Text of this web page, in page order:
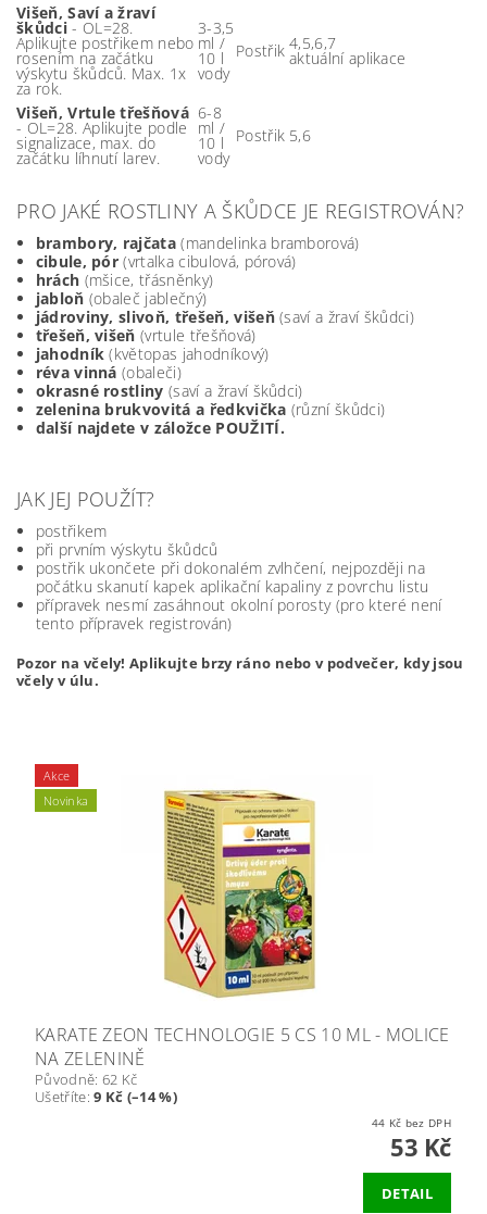
Višeň, Saví a žraví
škůdci- OL=28.
Aplikujte postřikem nebo
rosením na začátku
výskytu škůdců. Max. 1x
za rok.
3-3,5
ml /
10 l
vody
Postřik 4,5,6,7
aktuální aplikace
Višeň, Vrtule třešňová
- OL=28. Aplikujte podle
signalizace, max. do
začátku líhnutí larev.
6-8
ml /
10 l
vody
Postřik 5,6
PRO JAKÉ ROSTLINY A ŠKŮDCE JE REGISTROVÁN?
brambory, rajčata (mandelinka bramborová)
cibule, pór (vrtalka cibulová, pórová)
hrách (mšice, třásněnky)
jabloň (obaleč jablečný)
jádroviny, slivoň, třešeň, višeň(saví a žraví škůdci)
třešeň, višeň (vrtule třešňová)
jahodník (květopas jahodníkový)
réva vinná (obaleči)
okrasné rostliny (saví a žraví škůdci)
zelenina brukvovitá a ředkvička (různí škůdci)
další najdete v záložce POUŽITÍ.
JAK JEJ POUŽÍT?
postřikem
při prvním výskytu škůdců
postřik ukončete při dokonalém zvlhčení, nejpozději na
počátku skanutí kapek aplikační kapaliny z povrchu listu
přípravek nesmí zasáhnout okolní porosty (pro které není
tento přípravek registrován)
Pozor na včely! Aplikujte brzy ráno nebo v podvečer, kdy jsou
včely v úlu.
Akce
Novinka
KARATE ZEON TECHNOLOGIE 5 CS 10 ML - MOLICE
NA ZELENINĚ
Původně: 62 Kč
Ušetříte:9 Kč (–14 %)
44 Kč bez DPH
53 Kč
DETAIL